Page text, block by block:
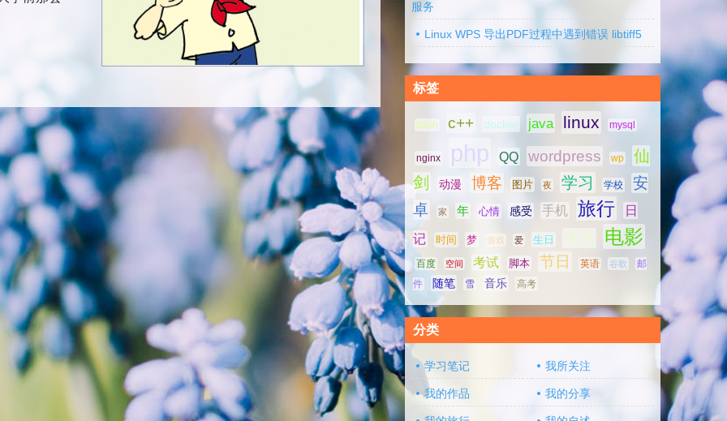
服务
Linux WPS 导出PDF过程中遇到错误 libtiff5
标签
bash c++ docker java linux mysql
nginx php QQ wordpress wp
仙
剑
动漫 博客 图片 夜 学习 学校
安
卓
家 年 心情 感受 手机 旅行 日
记 时间 梦 游戏 爱 生日 生活 电影
百度 空间 考试 脚本 节日 英语 谷歌 邮
件 随笔 雪 音乐 高考
分类
学习笔记 我所关注
我的作品 我的分享